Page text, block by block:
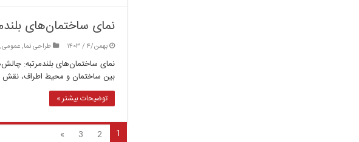
نمای ساختمان‌های
بهمن/۴ / ۱۴۰۳ طراحی نما,عمومی,
نمای ساختمان‌های بلندمرتبه:
بین ساختمان و محیط اطراف، نقش
توضیحات بیشتر »
1
2
3
»